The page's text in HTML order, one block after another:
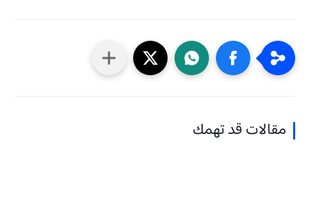
مقالات قد تهمك